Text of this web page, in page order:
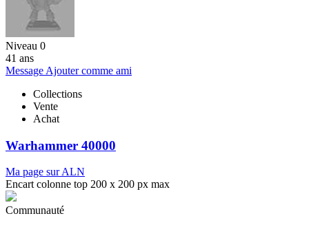
Niveau 0
41 ans
Message Ajouter comme ami
Collections
Vente
Achat
Warhammer 40000
Ma page sur ALN
Encart colonne top 200 x 200 px max
Communauté